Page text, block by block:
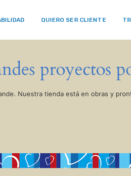
QUIERO SER CLIENTE
proyectos
Nuestra tienda está en obras y